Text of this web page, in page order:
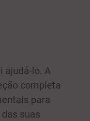
ajudá-lo. A
completa
para
suas